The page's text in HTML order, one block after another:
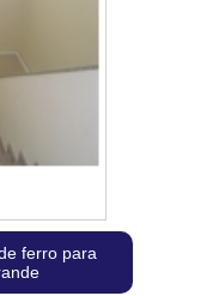
ferro para